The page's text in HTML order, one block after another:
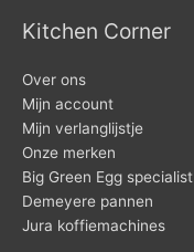
Kitchen Corner
Over ons
Mijn account
Mijn verlanglijstje
Onze merken
Big Green Egg specialist
Demeyere pannen
Jura koffiemachines